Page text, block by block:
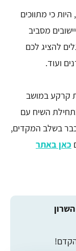
כי מתווכים
מסביב
להציג לכם
ועוד.
קרקע במושב
השיח עם
כבר בשלב המקדים,
כאן באתר